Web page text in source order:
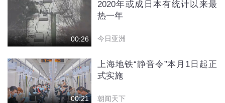
00:26
2020年或成日本有统计以来最
热一年
今日亚洲
00:21
上海地铁“静音令”本月1日起正
式实施
朝闻天下